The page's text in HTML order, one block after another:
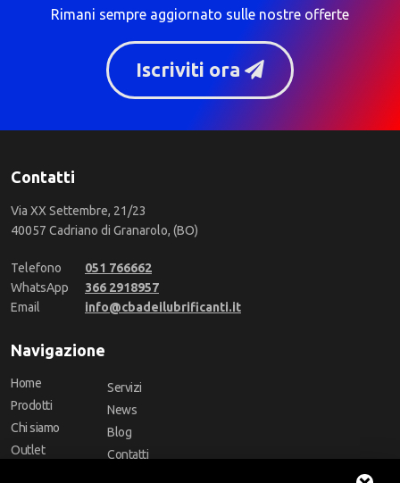
Rimani sempre aggiornato sulle nostre offerte
Iscriviti ora
Contatti
Via XX Settembre, 21/23
40057 Cadriano di Granarolo, (BO)
Telefono
051 766662
WhatsApp
366 2918957
Email
info@cbadeilubrificanti.it
Navigazione
Home
Prodotti
Chi siamo
Outlet
Servizi
News
Blog
Contatti